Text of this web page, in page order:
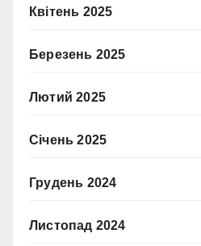
Квітень 2025
Березень 2025
Лютий 2025
Січень 2025
Грудень 2024
Листопад 2024